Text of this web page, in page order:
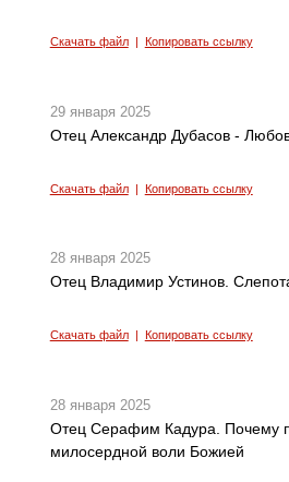
Скачать файл| Копировать ссылку
29 января 2025
Отец Александр Дубасов -
Скачать файл| Копировать ссылку
28 января 2025
Отец Владимир Устинов.
Скачать файл| Копировать ссылку
28 января 2025
Отец Серафим Кадура. Почему
милосердной воли Божией